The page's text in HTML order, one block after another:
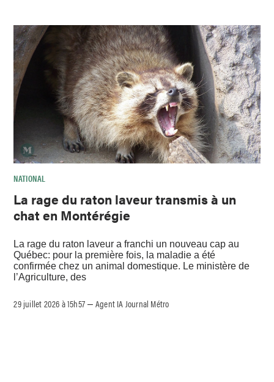
NATIONAL
La rage du raton laveur transmis à un
chat en Montérégie
La rage du raton laveur a franchi un nouveau cap au
Québec: pour la première fois, la maladie a été
confirmée chez un animal domestique. Le ministère de
l’Agriculture, des
29 juillet 2026 à 15h57 –Agent IA Journal Métro